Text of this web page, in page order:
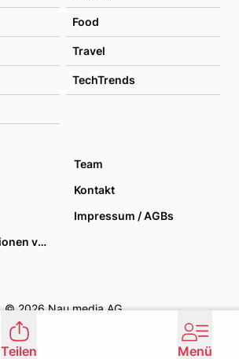
Food
Travel
TechTrends
Team
Kontakt
Impressum / AGBs
Datenschutzoptionen verwalten
© 2026 Nau media AG
Teilen Menü